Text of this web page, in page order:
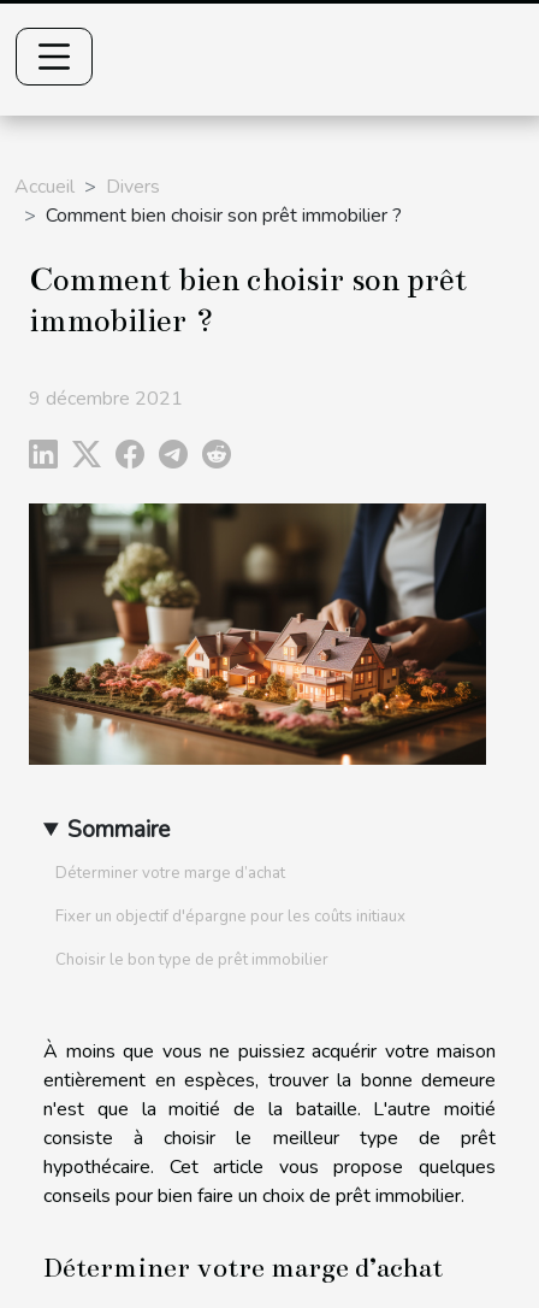
Accueil
Divers
Comment bien choisir son prêt immobilier ?
Comment bien choisir son prêt
immobilier ?
9 décembre 2021
Sommaire
Déterminer votre marge d’achat
Fixer un objectif d'épargne pour les coûts initiaux
Choisir le bon type de prêt immobilier
À moins que vous ne puissiez acquérir votre maison
entièrement en espèces, trouver la bonne demeure
n'est que la moitié de la bataille. L'autre moitié
consiste à choisir le meilleur type de prêt
hypothécaire. Cet article vous propose quelques
conseils pour bien faire un choix de prêt immobilier.
Déterminer votre marge d’achat